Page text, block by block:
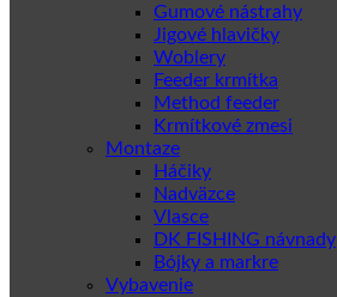
Gumové nástrahy
Jigové hlavičky
Woblery
Feeder krmítka
Method feeder
Krmítkové zmesi
Montaze
Háčiky
Nadväzce
Vlasce
DK FISHING návnady
Bójky a markre
Vybavenie